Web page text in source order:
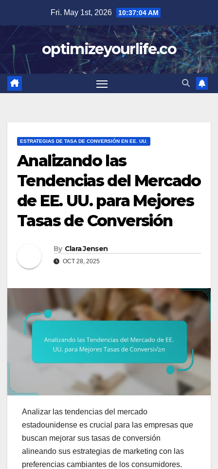
content
Fri. May 1st, 2026 10:37:05 AM
optimizeyourlife.co
ESTRATEGIAS DE TASA DE CONVERSIÓN EN EE. UU.
Analizando las
Tendencias del Mercado
de EE. UU. para Mejores
Tasas de Conversión
By Clara Jensen
OCT 28, 2025
Analizar las tendencias del mercado
estadounidense es crucial para las empresas que
buscan mejorar sus tasas de conversión
alineando sus estrategias de marketing con las
preferencias cambiantes de los consumidores.